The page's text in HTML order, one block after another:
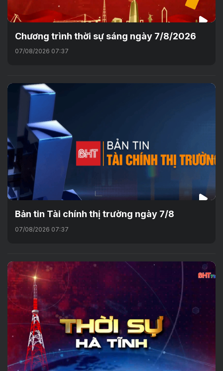
Chương trình thời sự sáng ngày 7/8/2026
07/08/2026 07:37
Bản tin Tài chính thị trường ngày 7/8
07/08/2026 07:37